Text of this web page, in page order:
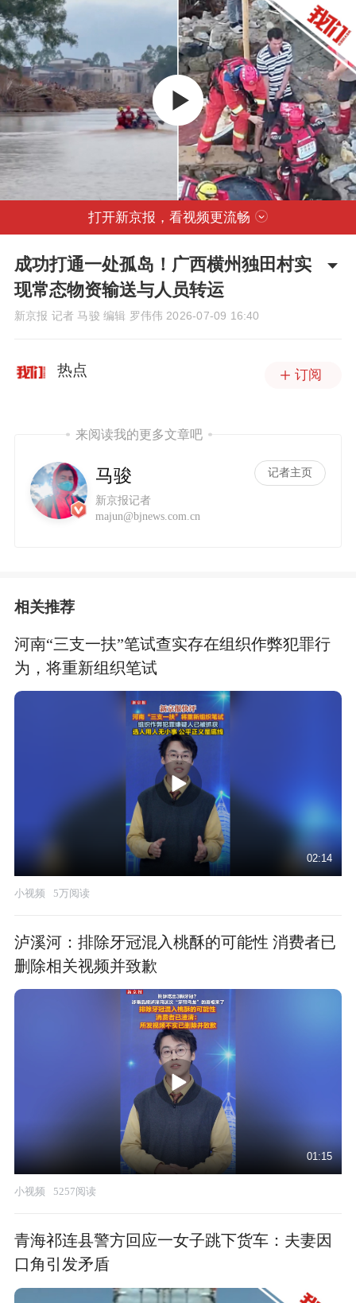
打开新京报，看视频更流畅
成功打通一处孤岛！广西横州独田村实
现常态物资输送与人员转运
新京报 记者 马骏 编辑 罗伟伟 2026-07-09 16:40
热点 订阅
来阅读我的更多文章吧
马骏
新京报记者
记者主页
majun@bjnews.com.cn
相关推荐
河南“三支一扶”笔试查实存在组织作弊犯罪行
为，将重新组织笔试
02:14
小视频 5万阅读
泸溪河：排除牙冠混入桃酥的可能性 消费者已
删除相关视频并致歉
01:15
小视频 5257阅读
青海祁连县警方回应一女子跳下货车：夫妻因
口角引发矛盾